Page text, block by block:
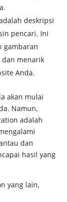
deskripsi
pencari. Ini
gambaran
dan menarik
Anda.
akan mulai
Namun,
adalah
dan
hasil yang
yang lain,